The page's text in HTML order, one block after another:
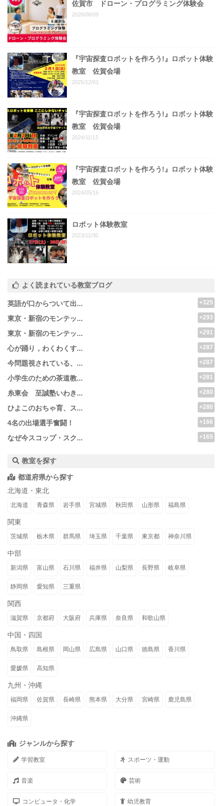
佐賀市 ドローン・プログラミング体験会
2026/06/09
『宇宙探査ロボットを作ろう!』ロボット体験
教室 佐賀会場
2025/12/01
『宇宙探査ロボットを作ろう!』ロボット体験
教室 佐賀会場
2024/11/13
『宇宙探査ロボットを作ろう!』ロボット体験
教室 佐賀会場
2024/05/16
ロボット体験教室
2023/11/30
よく読まれている教室ブログ
英語が口からついて出... +325
東京・新宿のモンテッ... +293
東京・新宿のモンテッ... +291
心が踊り，わくわくす... +287
今問題視されている、... +287
小学生のための茶道教... +281
糸東会 至誠塾いわき... +280
ひよこのおちゃ育、ス... +280
4名の出場選手奮闘！ +166
なぜ今スコップ・スク... +165
教室を探す
都道府県から探す
北海道・東北
北海道 青森県 岩手県 宮城県 秋田県 山形県 福島県
関東
茨城県 栃木県 群馬県 埼玉県 千葉県 東京都 神奈川県
中部
新潟県 富山県 石川県 福井県 山梨県 長野県 岐阜県
静岡県 愛知県 三重県
関西
滋賀県 京都府 大阪府 兵庫県 奈良県 和歌山県
中国・四国
鳥取県 島根県 岡山県 広島県 山口県 徳島県 香川県
愛媛県 高知県
九州・沖縄
福岡県 佐賀県 長崎県 熊本県 大分県 宮崎県 鹿児島県
沖縄県
ジャンルから探す
学習教室 スポーツ・運動
音楽 芸術
コンピュータ・化学 幼児教育